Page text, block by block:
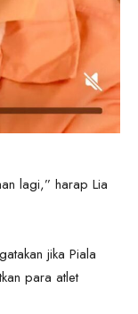
lagi,” harap Lia
jika Piala
para atlet